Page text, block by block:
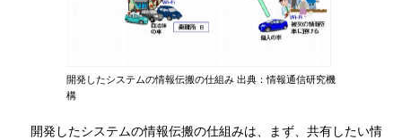
開発したシステムの情報伝搬の仕組み 出典：情報通信研究機
構
開発したシステムの情報伝搬の仕組みは、まず、共有したい情